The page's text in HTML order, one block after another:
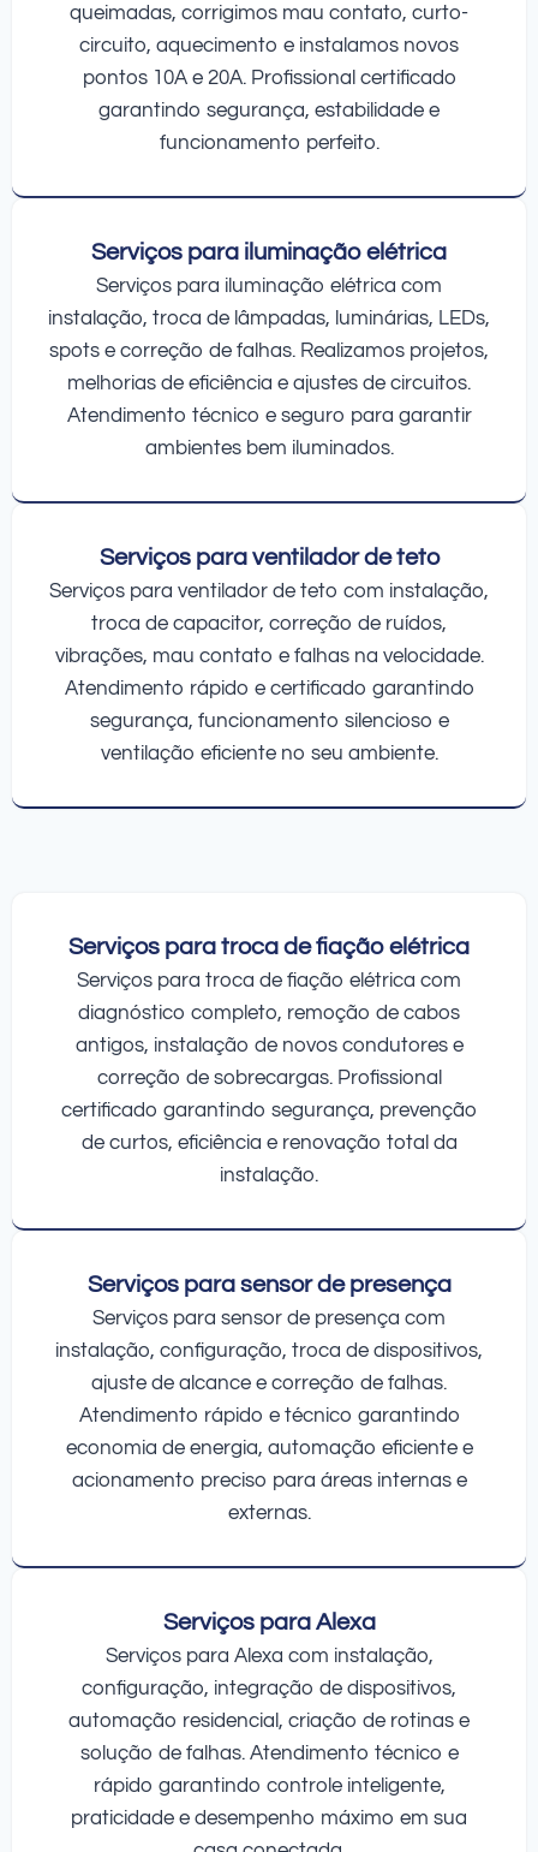
queimadas, corrigimos mau contato, curto-
circuito, aquecimento e instalamos novos
pontos 10A e 20A. Profissional certificado
garantindo segurança, estabilidade e
funcionamento perfeito.
Serviços para iluminação elétrica
Serviços para iluminação elétrica com
instalação, troca de lâmpadas, luminárias, LEDs,
spots e correção de falhas. Realizamos projetos,
melhorias de eficiência e ajustes de circuitos.
Atendimento técnico e seguro para garantir
ambientes bem iluminados.
Serviços para ventilador de teto
Serviços para ventilador de teto com instalação,
troca de capacitor, correção de ruídos,
vibrações, mau contato e falhas na velocidade.
Atendimento rápido e certificado garantindo
segurança, funcionamento silencioso e
ventilação eficiente no seu ambiente.
Serviços para troca de fiação elétrica
Serviços para troca de fiação elétrica com
diagnóstico completo, remoção de cabos
antigos, instalação de novos condutores e
correção de sobrecargas. Profissional
certificado garantindo segurança, prevenção
de curtos, eficiência e renovação total da
instalação.
Serviços para sensor de presença
Serviços para sensor de presença com
instalação, configuração, troca de dispositivos,
ajuste de alcance e correção de falhas.
Atendimento rápido e técnico garantindo
economia de energia, automação eficiente e
acionamento preciso para áreas internas e
externas.
Serviços para Alexa
Serviços para Alexa com instalação,
configuração, integração de dispositivos,
automação residencial, criação de rotinas e
solução de falhas. Atendimento técnico e
rápido garantindo controle inteligente,
praticidade e desempenho máximo em sua